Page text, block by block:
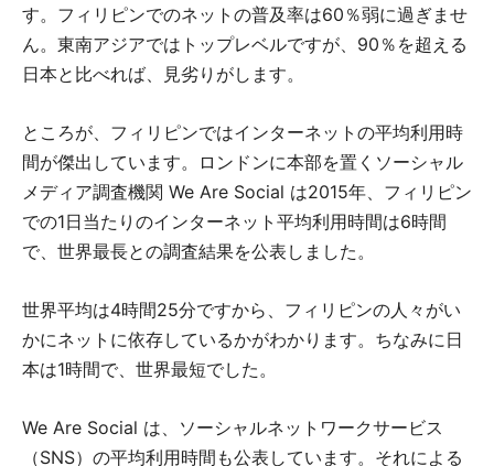
す。フィリピンでのネットの普及率は60％弱に過ぎませ
ん。東南アジアではトップレベルですが、90％を超える
日本と比べれば、見劣りがします。
ところが、フィリピンではインターネットの平均利用時
間が傑出しています。ロンドンに本部を置くソーシャル
メディア調査機関 We Are Social は2015年、フィリピン
での1日当たりのインターネット平均利用時間は6時間
で、世界最長との調査結果を公表しました。
世界平均は4時間25分ですから、フィリピンの人々がい
かにネットに依存しているかがわかります。ちなみに日
本は1時間で、世界最短でした。
We Are Social は、ソーシャルネットワークサービス
（SNS）の平均利用時間も公表しています。それによる